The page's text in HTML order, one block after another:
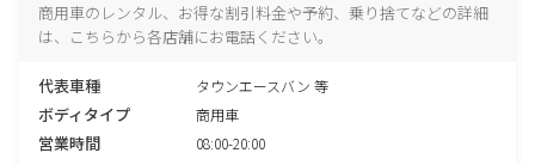
商用車のレンタル、お得な割引料金や予約、乗り捨てなどの詳細
は、こちらから各店舗にお電話ください。
代表車種 タウンエースバン 等
ボディタイプ 商用車
営業時間 08:00-20:00